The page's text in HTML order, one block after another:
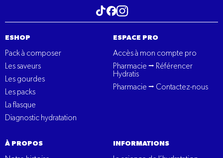
Visitez notre tiktokVisitez notre Facebook
ESHOP
Pack à composer
Les saveurs
Les gourdes
Les packs
La flasque
Diagnostic hydratation
ESPACE PRO
Accès à mon compte pro
Pharmacie ⭢ Référencer
Hydratis
Pharmacie ⭢ Contactez-nous
À PROPOS INFORMATIONS